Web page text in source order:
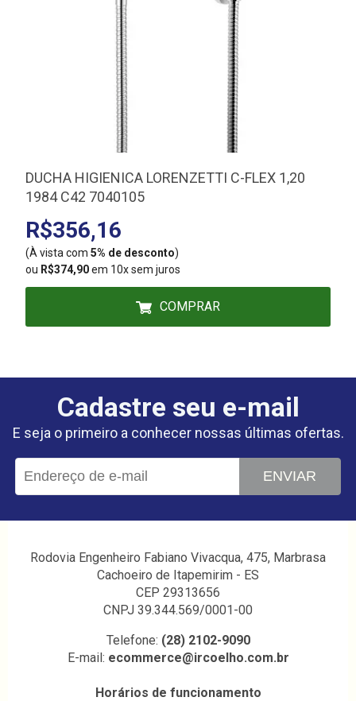
DUCHA HIGIENICA LORENZETTI C-FLEX 1,20
1984 C42 7040105
R$356,16
(À vista com 5% de desconto)
ou R$374,90em 10x sem juros
COMPRAR
Cadastre seu e-mail
E seja o primeiro a conhecer nossas últimas ofertas.
ENVIAR
Rodovia Engenheiro Fabiano Vivacqua, 475, Marbrasa
Cachoeiro de Itapemirim - ES
CEP 29313656
CNPJ 39.344.569/0001-00
Telefone: (28) 2102-9090
E-mail: ecommerce@ircoelho.com.br
Horários de funcionamento